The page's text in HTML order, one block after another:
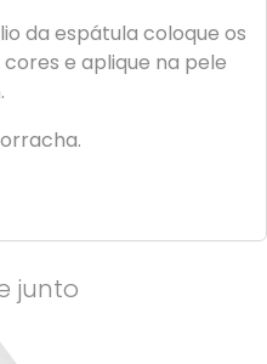
da espátula coloque os
e aplique na pele
junto